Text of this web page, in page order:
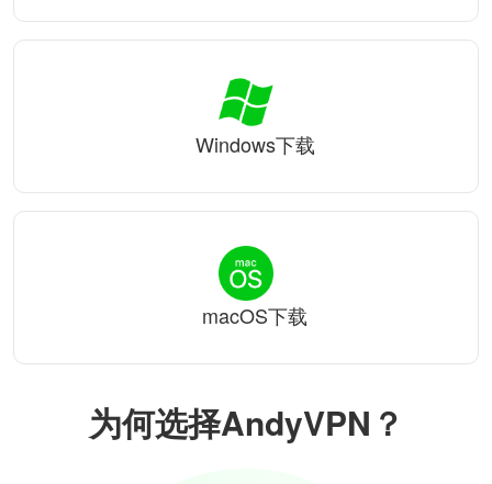
为何选择AndyVPN？
Windows下载
macOS下载